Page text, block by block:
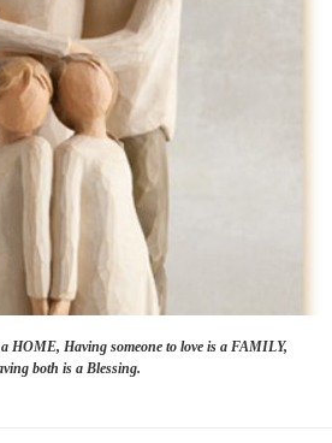
HOME, Having someone to love is a FAMILY,
both is a Blessing.